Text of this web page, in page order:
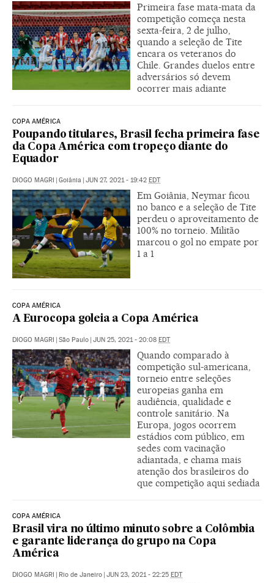
Primeira fase mata-mata da
competição começa nesta
sexta-feira, 2 de julho,
quando a seleção de Tite
encara os veteranos do
Chile. Grandes duelos entre
adversários só devem
ocorrer mais adiante
COPA AMÉRICA
Poupando titulares, Brasil fecha primeira fase
da Copa América com tropeço diante do
Equador
DIOGO MAGRI | Goiânia | JUN 27, 2021 - 19:42 EDT
Em Goiânia, Neymar ficou
no banco e a seleção de Tite
perdeu o aproveitamento de
100% no torneio. Militão
marcou o gol no empate por
1 a 1
COPA AMÉRICA
A Eurocopa goleia a Copa América
DIOGO MAGRI | São Paulo | JUN 25, 2021 - 20:08 EDT
Quando comparado à
competição sul-americana,
torneio entre seleções
europeias ganha em
audiência, qualidade e
controle sanitário. Na
Europa, jogos ocorrem
estádios com público, em
sedes com vacinação
adiantada, e chama mais
atenção dos brasileiros do
que competição aqui sediada
COPA AMÉRICA
Brasil vira no último minuto sobre a Colômbia
e garante liderança do grupo na Copa
América
DIOGO MAGRI | Rio de Janeiro | JUN 23, 2021 - 22:25 EDT